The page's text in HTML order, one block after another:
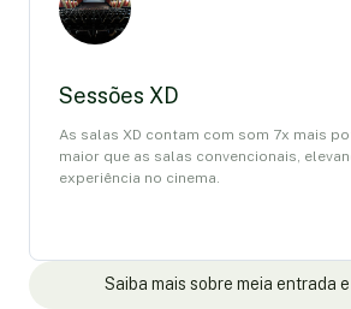
Sessões XD
As salas XD contam com som 7x mais
maior que as salas convencionais,
experiência no cinema.
Saiba mais sobre meia entrada